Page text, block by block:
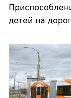
детей на